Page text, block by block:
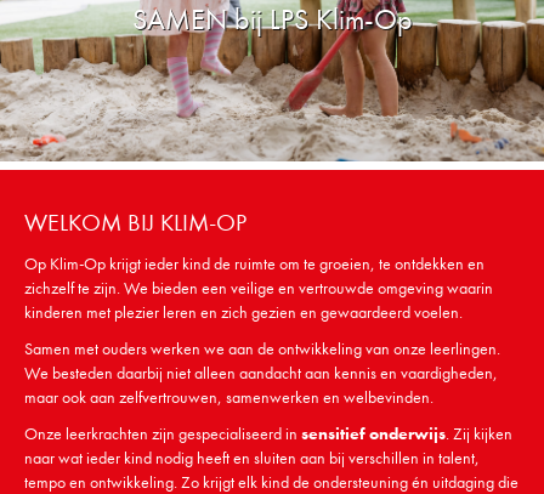
SAMEN bij LPS Klim-Op
WELKOM BIJ KLIM-OP
Op Klim-Op krijgt ieder kind de ruimte om te groeien, te ontdekken en
zichzelf te zijn. We bieden een veilige en vertrouwde omgeving waarin
kinderen met plezier leren en zich gezien en gewaardeerd voelen.
Samen met ouders werken we aan de ontwikkeling van onze leerlingen.
We besteden daarbij niet alleen aandacht aan kennis en vaardigheden,
maar ook aan zelfvertrouwen, samenwerken en welbevinden.
Onze leerkrachten zijn gespecialiseerd in sensitief onderwijs. Zij kijken
naar wat ieder kind nodig heeft en sluiten aan bij verschillen in talent,
tempo en ontwikkeling. Zo krijgt elk kind de ondersteuning én uitdaging die